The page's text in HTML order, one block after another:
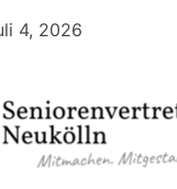
4, 2026